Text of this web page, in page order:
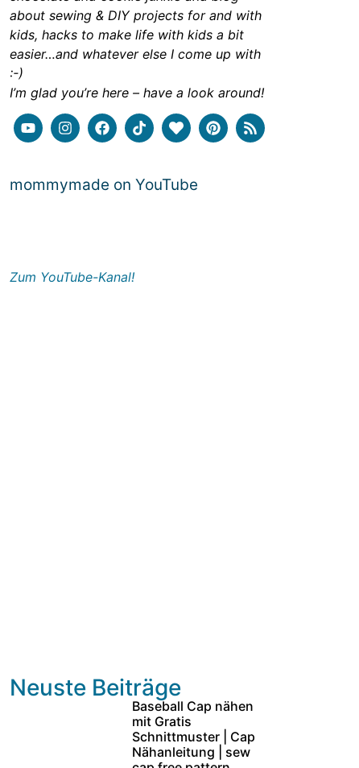
about sewing & DIY projects for and with
kids, hacks to make life with kids a bit
easier…and whatever else I come up with
:-)
I’m glad you’re here – have a look around!
mommymade on YouTube
Zum YouTube-Kanal!
Neuste Beiträge
Baseball Cap nähen
mit Gratis
Schnittmuster | Cap
Nähanleitung | sew